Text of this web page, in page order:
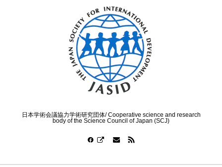
日本学術会議協力学術研究団体/ Cooperative science and research
body of the Science Council of Japan (SCJ)